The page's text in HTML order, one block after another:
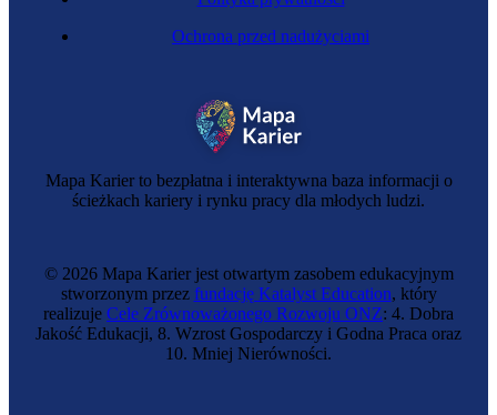
Mapa Karier to bezpłatna i interaktywna baza informacji o
ścieżkach kariery i rynku pracy dla młodych ludzi.
Ochrona przed nadużyciami
© 2026 Mapa Karier jest otwartym zasobem edukacyjnym
stworzonym przez fundację Katalyst Education, który
realizuje Cele Zrównoważonego Rozwoju ONZ: 4. Dobra
Jakość Edukacji, 8. Wzrost Gospodarczy i Godna Praca oraz
10. Mniej Nierówności.